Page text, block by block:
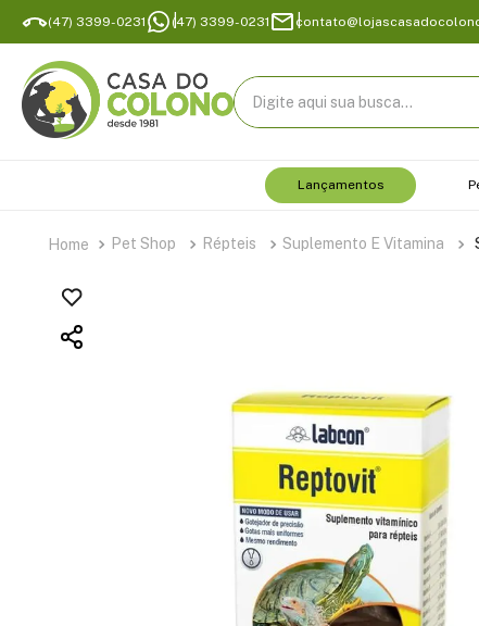
(47) 3399-0231 (47) 3399-0231
Digite aqui sua busca...
Lançamentos
Pet Shop Répteis Suplemento E Vitamina